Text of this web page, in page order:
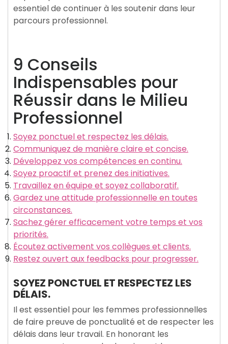
essentiel de continuer à les soutenir dans leur
parcours professionnel.
9 Conseils
Indispensables pour
Réussir dans le Milieu
Professionnel
Soyez ponctuel et respectez les délais.
Communiquez de manière claire et concise.
Développez vos compétences en continu.
Soyez proactif et prenez des initiatives.
Travaillez en équipe et soyez collaboratif.
Gardez une attitude professionnelle en toutes
circonstances.
Sachez gérer efficacement votre temps et vos
priorités.
Écoutez activement vos collègues et clients.
Restez ouvert aux feedbacks pour progresser.
SOYEZ PONCTUEL ET RESPECTEZ LES
DÉLAIS.
Il est essentiel pour les femmes professionnelles
de faire preuve de ponctualité et de respecter les
délais dans leur travail. En honorant les